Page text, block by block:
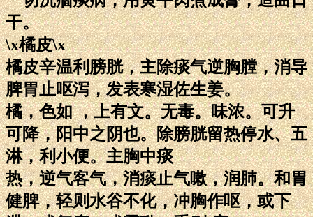
干。
\x橘皮\x
橘皮辛温利膀胱，主除痰气逆胸膛，消导
脾胃止呕泻，发表寒湿佐生姜。
橘，色如 ，上有文。无毒。味浓。可升
可降，阳中之阴也。除膀胱留热停水、五
淋，利小便。主胸中痰
热，逆气客气，消痰止气嗽，润肺。和胃
健脾，轻则水谷不化，冲胸作呕，或下